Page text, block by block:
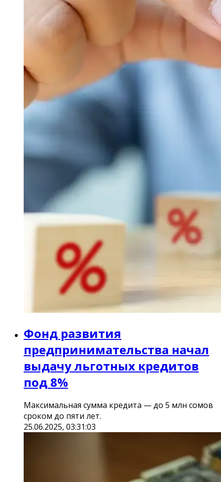
Фонд развития
предпринимательства начал
выдачу льготных кредитов
под 8%
Максимальная сумма кредита — до 5 млн сомов
сроком до пяти лет.
25.06.2025, 03:31:03